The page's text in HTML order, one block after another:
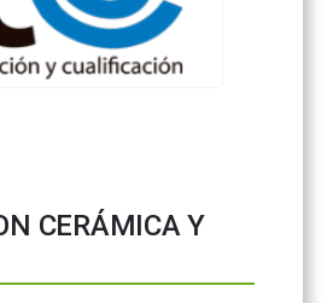
CERÁMICA Y